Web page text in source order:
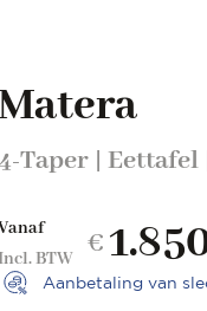
Taper | Eettafel
BTW
€
Aanbetaling van